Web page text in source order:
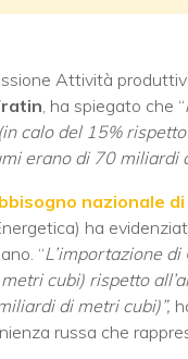
Attività
, ha spiegato che “
calo del 15%
erano di 70 miliardi
nazionale
ha
“L’importazione
cubi) rispetto
di metri cubi)”,
russa che